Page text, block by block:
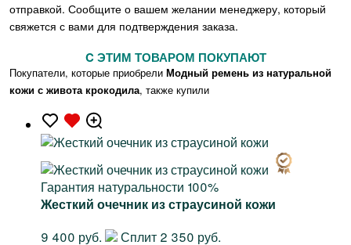
отправкой. Сообщите о вашем желании менеджеру, который
свяжется с вами для подтверждения заказа.
C ЭТИМ ТОВАРОМ ПОКУПАЮТ
Покупатели, которые приобрели Модный ремень из натуральной
кожи с живота крокодила, также купили
Гарантия натуральности 100%
Жесткий очечник из страусиной кожи
9 400 руб.
Сплит 2 350 руб.